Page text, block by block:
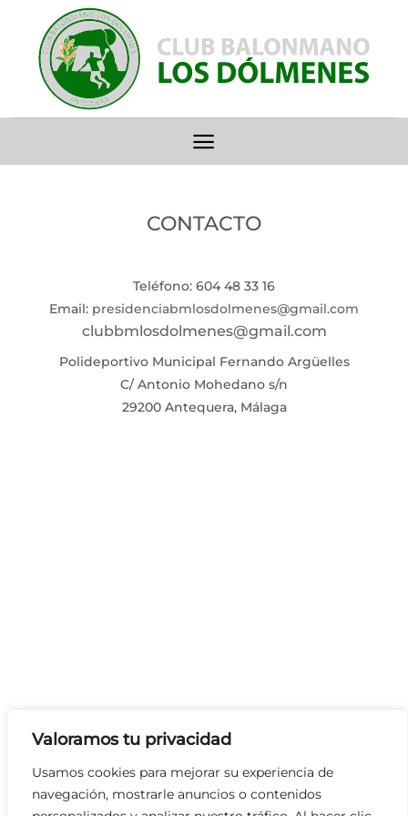
Valoramos tu privacidad
Usamos cookies para mejorar su experiencia de
navegación, mostrarle anuncios o contenidos
contenido
CONTACTO
Teléfono: 604 48 33 16
Email: presidenciabmlosdolmenes@gmail.com
clubbmlosdolmenes@gmail.com
Polideportivo Municipal Fernando Argüelles
C/ Antonio Mohedano s/n
29200 Antequera, Málaga